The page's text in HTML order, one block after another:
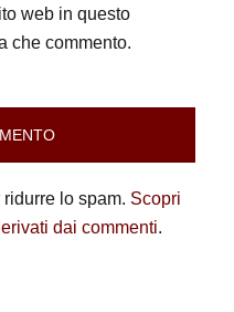
web in questo
che commento.
lo spam. Scopri
dai commenti.